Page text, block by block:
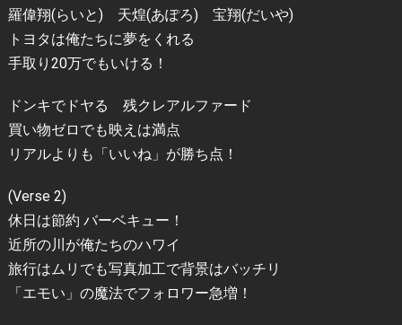
羅偉翔(らいと) 天煌(あぽろ) 宝翔(だいや)
トヨタは俺たちに夢をくれる
手取り20万でもいける！
ドンキでドヤる 残クレアルファード
買い物ゼロでも映えは満点
リアルよりも「いいね」が勝ち点！
(Verse 2)
休日は節約 バーベキュー！
近所の川が俺たちのハワイ
旅行はムリでも写真加工で背景はバッチリ
「エモい」の魔法でフォロワー急増！